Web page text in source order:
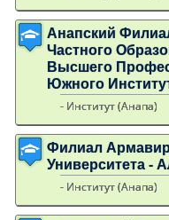
Анапский
Частного
Высшего
Южного
- Институт (Анапа)
Филиал
Университета -
- Институт (Анапа)